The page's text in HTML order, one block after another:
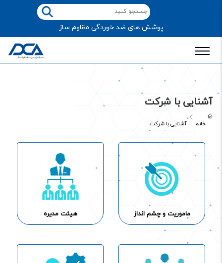
پوشش های ضد خوردگی مقاوم ساز
آشنایی با شرکت
خانه آشنایی با شرکت
ماموریت و چشم انداز هیئت مدیره